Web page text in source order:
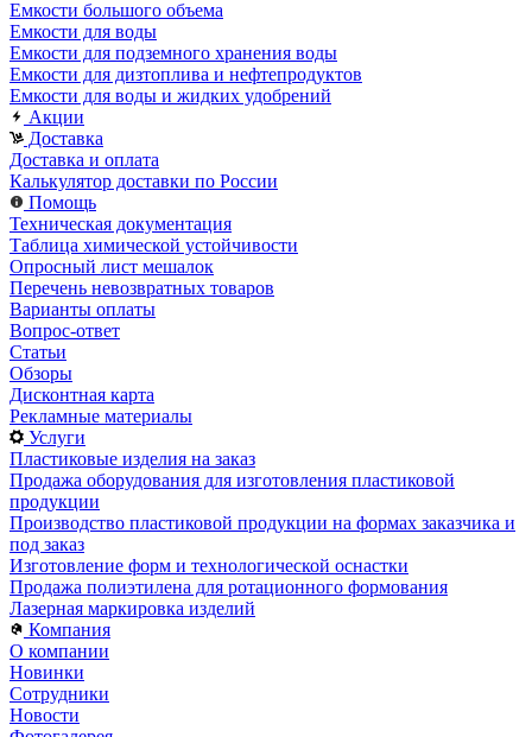
Емкости большого объема
Емкости для воды
Емкости для подземного хранения воды
Емкости для дизтоплива и нефтепродуктов
Емкости для воды и жидких удобрений
Акции
Доставка
Доставка и оплата
Калькулятор доставки по России
Помощь
Техническая документация
Таблица химической устойчивости
Опросный лист мешалок
Перечень невозвратных товаров
Варианты оплаты
Вопрос-ответ
Статьи
Обзоры
Дисконтная карта
Рекламные материалы
Услуги
Пластиковые изделия на заказ
Продажа оборудования для изготовления пластиковой
продукции
Производство пластиковой продукции на формах заказчика и
под заказ
Изготовление форм и технологической оснастки
Продажа полиэтилена для ротационного формования
Лазерная маркировка изделий
Компания
О компании
Новинки
Сотрудники
Новости